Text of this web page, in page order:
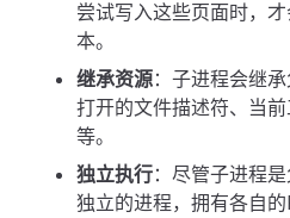
尝试写入这些页面时，
本。
继承资源：子进程会继
打开的文件描述符、当
等。
独立执行：尽管子进程
独立的进程，拥有各自